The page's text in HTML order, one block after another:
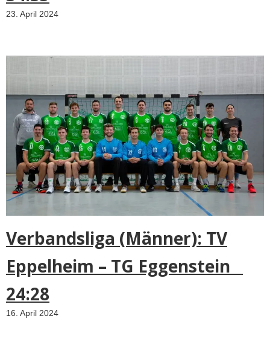
23. April 2024
Verbandsliga (Männer): TV
Eppelheim – TG Eggenstein
24:28
16. April 2024